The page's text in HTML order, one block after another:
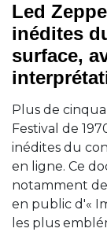
Led
inédites
surface,
Plus de
Festival de
inédites du
en ligne. Ce
notamment
en public d'«
les plus